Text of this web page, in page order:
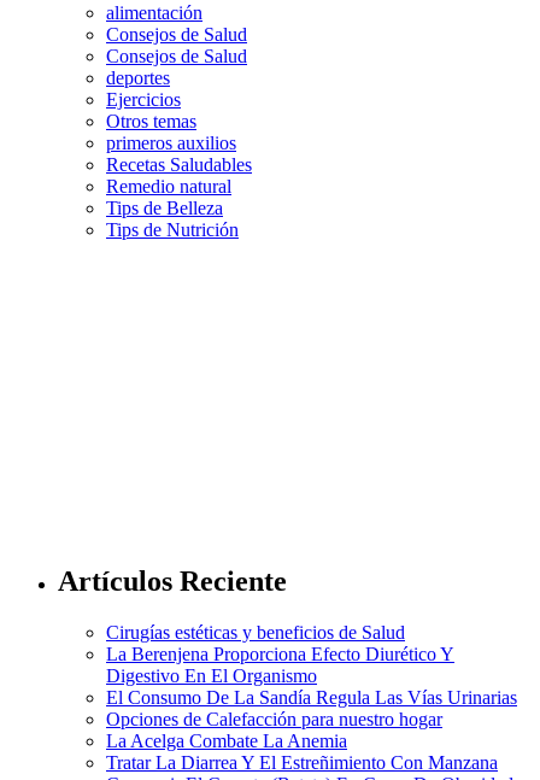
alimentación
Consejos de Salud
Consejos de Salud
deportes
Ejercicios
Otros temas
primeros auxilios
Recetas Saludables
Remedio natural
Tips de Belleza
Tips de Nutrición
Artículos Reciente
Cirugías estéticas y beneficios de Salud
La Berenjena Proporciona Efecto Diurético Y
Digestivo En El Organismo
El Consumo De La Sandía Regula Las Vías Urinarias
Opciones de Calefacción para nuestro hogar
La Acelga Combate La Anemia
Tratar La Diarrea Y El Estreñimiento Con Manzana